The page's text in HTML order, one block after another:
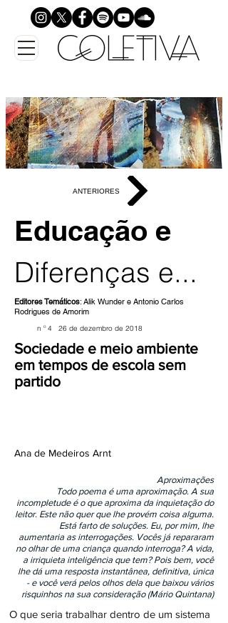
ANTERIORES
Educação e
Diferenças e...
Editores Temáticos: Alik Wunder e Antonio Carlos
Rodrigues de Amorim
n º 4 26 de dezembro de 2018
Sociedade e meio ambiente
em tempos de escola sem
partido
Ana de Medeiros Arnt
Aproximações
Todo poema é uma aproximação. A sua
incompletude é o que aproxima da inquietação do
leitor. Este não quer que lhe provém coisa alguma.
Está farto de soluções. Eu, por mim, lhe
aumentaria as interrogações. Vocês já repararam
no olhar de uma criança quando interroga? A vida,
a irriquieta inteligência que tem? Pois bem, você
lhe dá uma resposta instantânea, definitiva, única
- e você verá pelos olhos dela que baixou vários
risquinhos na sua consideração (Mário Quintana)
O que seria trabalhar dentro de um sistema